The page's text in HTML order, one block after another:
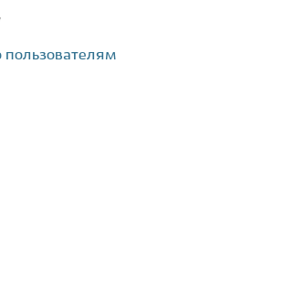
пользователям